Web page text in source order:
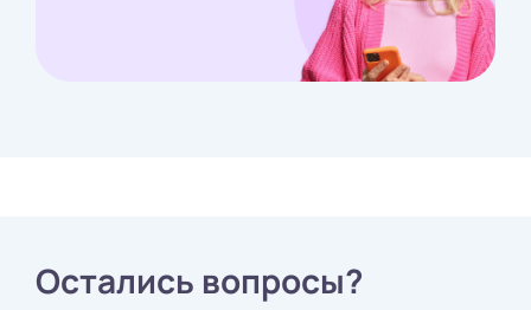
Остались вопросы?